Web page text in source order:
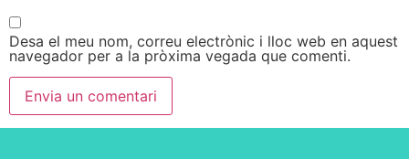
Desa el meu nom, correu electrònic i lloc web en aquest
navegador per a la pròxima vegada que comenti.